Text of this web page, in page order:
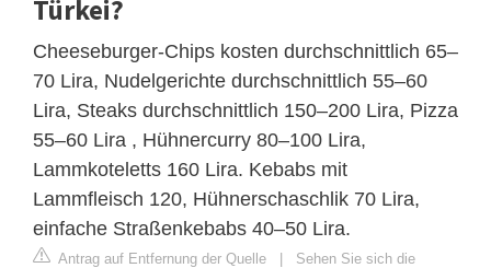
Türkei?
Cheeseburger-Chips kosten durchschnittlich 65–
70 Lira, Nudelgerichte durchschnittlich 55–60
Lira, Steaks durchschnittlich 150–200 Lira, Pizza
55–60 Lira , Hühnercurry 80–100 Lira,
Lammkoteletts 160 Lira. Kebabs mit
Lammfleisch 120, Hühnerschaschlik 70 Lira,
einfache Straßenkebabs 40–50 Lira.
Antrag auf Entfernung der Quelle | Sehen Sie sich die